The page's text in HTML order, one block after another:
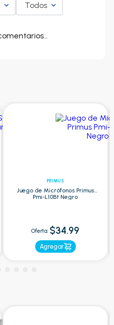
Todos
PRIMUS
Juego de Micrófonos Primus
Pmi-L10Bt Negro
Oferta: $34.99
Agregar